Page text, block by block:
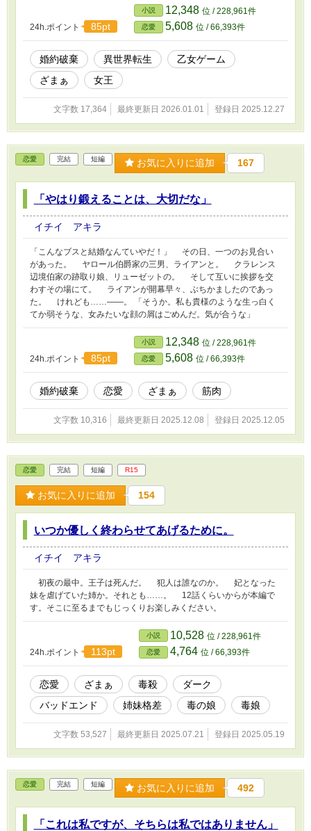
24h.ポイント 85pt
小説 12,348 位 / 228,961件
恋愛 5,608 位 / 66,393件
婚約破棄 異世界転生
乙女ゲーム
ざまぁ
女王
文字数 17,364 最終更新日 2026.01.01 登録日 2025.12.27
恋愛 完結 短編 お気に入りに追加 167
「やはり鍛えることは、大切だな」
イチイ アキラ
「こんなブスと結婚なんていやだ！」 その日、一つのお見合い
があった。 ヤロール伯爵家の三男、ライアンと。 クラレンス
辺境伯家の跡取り娘、リューゼットの。 そして互いに挨拶を交
わすその場にて。 ライアンが開幕早々、ぶちかましたのであっ
た。 けれども……――。 「そうか。私も貴様のような生っ白く
てか弱そうな、女みたいな顔の屑はごめんだ。気が合うな」
24h.ポイント 85pt
小説 12,348 位 / 228,961件
恋愛 5,608 位 / 66,393件
婚約破棄 恋愛 ざまぁ 筋肉
文字数 10,316 最終更新日 2025.12.08 登録日 2025.12.05
恋愛 完結 短編 R15
お気に入りに追加 154
いつか優しく終わらせてあげるために。
イチイ アキラ
初夜の最中。王子は死んだ。 犯人は誰なのか。 妃となった
妹を虐げていた姉か。それとも……。 12話くらいからが本編で
す。そこに至るまでもじっくりお楽しみください。
24h.ポイント 113pt
小説 10,528 位 / 228,961件
恋愛 4,764 位 / 66,393件
恋愛 ざまぁ 毒殺
ダーク
バッドエンド
姉妹格差 毒の娘 毒娘
文字数 53,527 最終更新日 2025.07.21 登録日 2025.05.19
恋愛 完結 短編 お気に入りに追加 492
「これは私ですが、そちらは私ではありません」